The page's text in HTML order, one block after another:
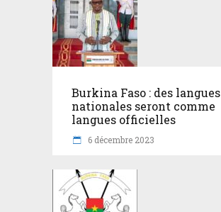
Burkina Faso : des langues
nationales seront comme
langues officielles
6 décembre 2023